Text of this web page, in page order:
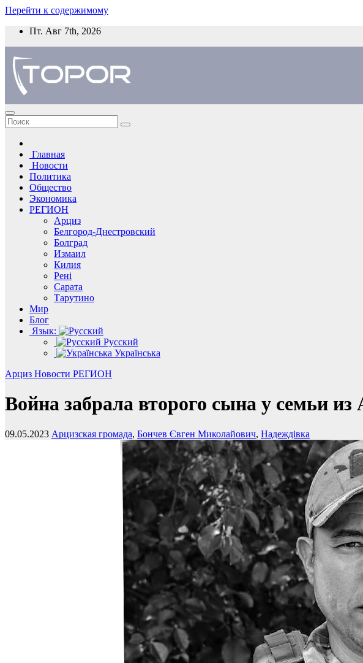
Перейти к содержимому
Пт. Авг 7th, 2026
Главная
Новости
Политика
Общество
Экономика
РЕГИОН
Арциз
Белгород-Днестровский
Болград
Измаил
Килия
Рені
Сарата
Тарутино
Мир
Блог
Язык:
Русский
Українська
Арциз Новости РЕГИОН
Война забрала второго сына у семьи
09.05.2023 Арцизская громада, Бончев Євген Миколайович, Надеждівка